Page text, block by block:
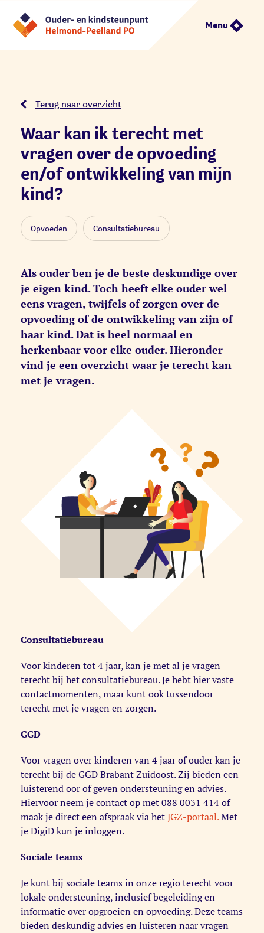
Menu
Terug naar overzicht
Waar kan ik terecht met
vragen over de opvoeding
en/of ontwikkeling van mijn
kind?
Opvoeden Consultatiebureau
Als ouder ben je de beste deskundige over
je eigen kind. Toch heeft elke ouder wel
eens vragen, twijfels of zorgen over de
opvoeding of de ontwikkeling van zijn of
haar kind. Dat is heel normaal en
herkenbaar voor elke ouder. Hieronder
vind je een overzicht waar je terecht kan
met je vragen.
Consultatiebureau
Voor kinderen tot 4 jaar, kan je met al je vragen
terecht bij het consultatiebureau. Je hebt hier vaste
contactmomenten, maar kunt ook tussendoor
terecht met je vragen en zorgen.
GGD
Voor vragen over kinderen van 4 jaar of ouder kan je
terecht bij de GGD Brabant Zuidoost. Zij bieden een
luisterend oor of geven ondersteuning en advies.
Hiervoor neem je contact op met 088 0031 414 of
maak je direct een afspraak via het JGZ-portaal.Met
je DigiD kun je inloggen.
Sociale teams
Je kunt bij sociale teams in onze regio terecht voor
lokale ondersteuning, inclusief begeleiding en
informatie over opgroeien en opvoeding. Deze teams
bieden deskundig advies en luisteren naar vragen